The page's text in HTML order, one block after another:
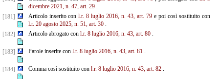
dicembre 2021, n. 47, art. 29.
[181]
Articolo inserito conl.r. 8 luglio 2016, n. 43, art. 79 e poi così sostituito con
l.r. 20 agosto 2025, n. 51, art. 30.
[182]
Articolo abrogato con l.r. 8 luglio 2016, n. 43, art. 80.
[183] Parole inserite con l.r. 8 luglio 2016, n. 43, art. 81.
[184] Comma così sostituito con l.r. 8 luglio 2016, n. 43, art. 82.